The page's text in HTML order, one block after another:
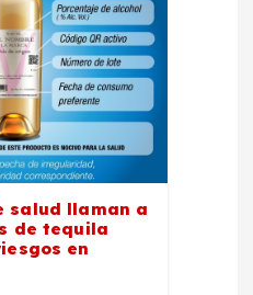
salud llaman a
de tequila
en